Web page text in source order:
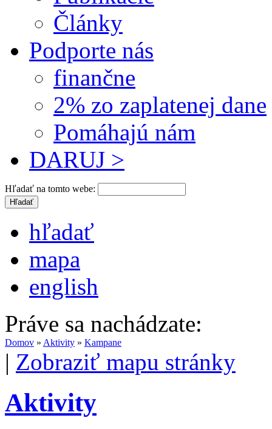
Články
Podporte nás
finančne
2% zo zaplatenej dane
Pomáhajú nám
DARUJ >
Hľadať na tomto webe:
hľadať
mapa
english
Práve sa nachádzate:
Domov » Aktivity » Kampane
| Zobraziť mapu stránky
Aktivity